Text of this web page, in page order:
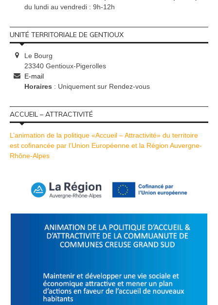
du lundi au vendredi : 9h-12h
UNITÉ TERRITORIALE DE GENTIOUX
Le Bourg
23340 Gentioux-Pigerolles
E-mail
Horaires : Uniquement sur Rendez-vous
ACCUEIL – ATTRACTIVITÉ
L’animation de la politique «Accueil – Attractivité» du territoire
est cofinancée par l’Union Européenne et la Région Auvergne-
Rhône-Alpes